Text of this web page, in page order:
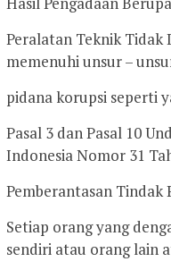
Peralatan Teknik
memenuhi unsur –
pidana korupsi seperti
Pasal 3 dan Pasal 10
Indonesia Nomor 31
Pemberantasan Tindak
Setiap orang yang
sendiri atau orang lain